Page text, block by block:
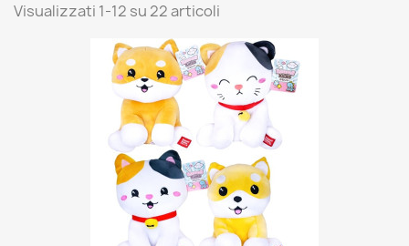
Visualizzati 1-12 su 22 articoli